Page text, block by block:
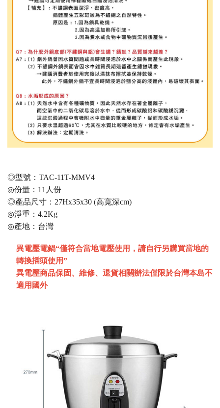
◎型號：TAC-11T-MMV4
◎份量：11人份
◎產品尺寸：27Hx35x30 (高寬深cm)
◎淨重：4.2Kg
◎產地：台灣
異電壓電鍋“僅符合當地電壓使用，請自行另購買當地的
轉換插頭使用”
異電壓商品保固、維修、退貨相關辦法僅限於台灣本島不
適用國外